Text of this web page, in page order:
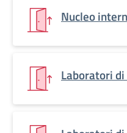
Nucleo
Laboratori